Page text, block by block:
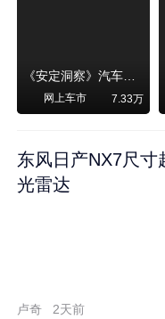
《安定洞察》汽车烧不烧油，和石油安全无关！
网上车市 7.33万
东风日产NX7尺
光雷达
卢奇 2天前